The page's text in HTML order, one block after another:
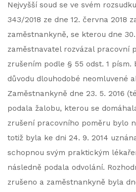
Nejvyšší soud se ve svém
343/2018 ze dne 12. června 2018
zaměstnankyně, se kterou dne 30.
zaměstnavatel rozvázal pracovní
zrušením podle § 55 odst. 1 písm.
důvodu dlouhodobé neomluvené
Zaměstnankyně dne 23. 5. 2016
podala žalobu, kterou se
zrušení pracovního poměru bylo
totiž byla ke dni 24. 9. 2014
schopnou svým praktickým
následně podala odvolání.
zrušeno a zaměstnankyně byla